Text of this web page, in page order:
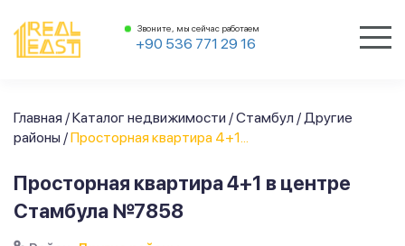
Звоните, мы сейчас работаем
+90 536 771 29 16
Главная /Каталог недвижимости /Стамбул /Другие
районы /Просторная квартира 4+1...
Просторная квартира 4+1 в центре
Стамбула №7858